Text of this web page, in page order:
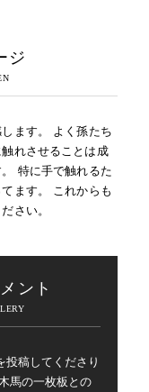
ジ
ます。 よく孫たち
れさせることは成
特に手で触れるた
ます。 これからも
さい。
ント
投稿してくださり
馬の一枚板との